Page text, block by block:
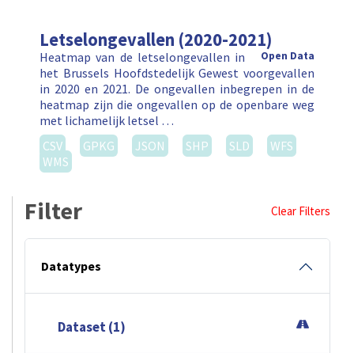
Letselongevallen (2020-2021)
Open Data
Heatmap van de letselongevallen in
het Brussels Hoofdstedelijk Gewest voorgevallen
in 2020 en 2021. De ongevallen inbegrepen in de
heatmap zijn die ongevallen op de openbare weg
met lichamelijk letsel …
CSV
GPKG JSON SHP SLD
WFS
WMS
Filter Clear Filters
Datatypes
Dataset (1)